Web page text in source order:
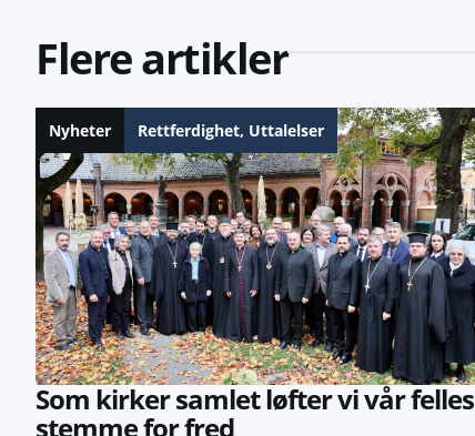
Flere artikler
Nyheter Rettferdighet, Uttalelser
Som kirker samlet løfter vi vår felles
stemme for fred